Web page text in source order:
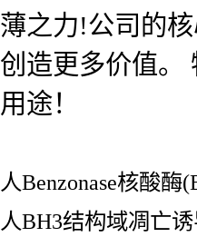
薄之力!公司的
创造更多价值。
用途！
人Benzonase核酸
人BH3结构域凋亡